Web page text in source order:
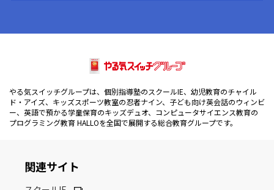
やる気スイッチグループは、個別指導塾のスクールIE、幼児教育のチャイル
ド・アイズ、キッズスポーツ教室の忍者ナイン、子ども向け英会話のウィンビ
ー、英語で預かる学童保育のキッズデュオ、コンピュータサイエンス教育の
プログラミング教育 HALLOを全国で展開する総合教育グループです。
関連サイト